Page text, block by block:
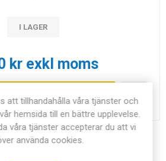
I LAGER
kr exkl moms
LÄGG I KUNDVAGN
Dela:
att tillhandahålla våra tjänster och
hemsida till en bättre upplevelse.
våra tjänster accepterar du att vi
använda cookies.